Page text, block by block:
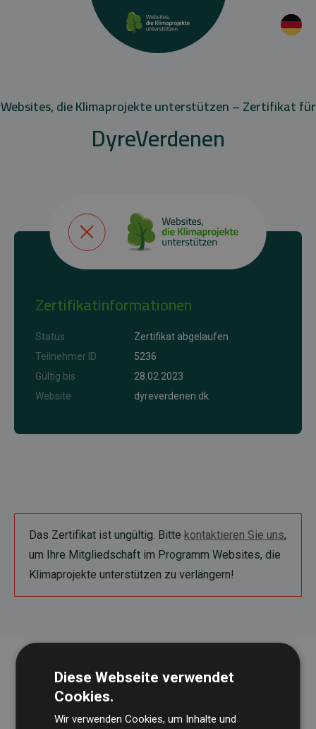
Websites, die Klimaprojekte unterstützen – Zertifikat für
DyreVerdenen
Zertifikatinformationen
Status
Zertifikat abgelaufen
Teilnehmer ID
5236
Gültig bis
28.02.2023
Website
dyreverdenen.dk
Das Zertifikat ist ungültig. Bitte kontaktieren Sie uns,
um Ihre Mitgliedschaft im Programm Websites, die
Klimaprojekte unterstützen zu verlängern!
Diese Webseite verwendet
Cookies.
Wir verwenden Cookies, um Inhalte und